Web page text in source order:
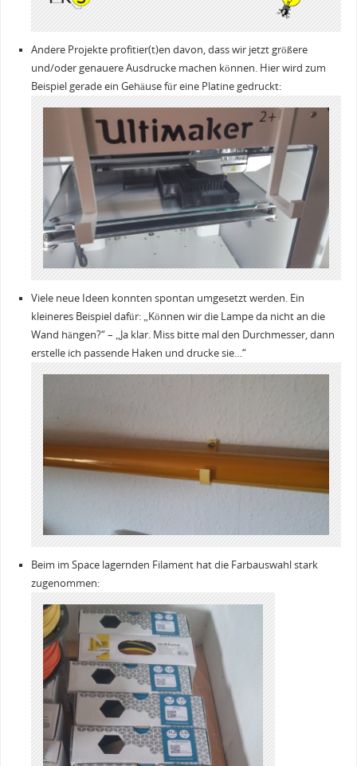
Andere Projekte profitier(t)en davon, dass wir jetzt größere
und/oder genauere Ausdrucke machen können. Hier wird zum
Beispiel gerade ein Gehäuse für eine Platine gedruckt:
Viele neue Ideen konnten spontan umgesetzt werden. Ein
kleineres Beispiel dafür: „Können wir die Lampe da nicht an die
Wand hängen?“ – „Ja klar. Miss bitte mal den Durchmesser, dann
erstelle ich passende Haken und drucke sie…“
Beim im Space lagernden Filament hat die Farbauswahl stark
zugenommen: